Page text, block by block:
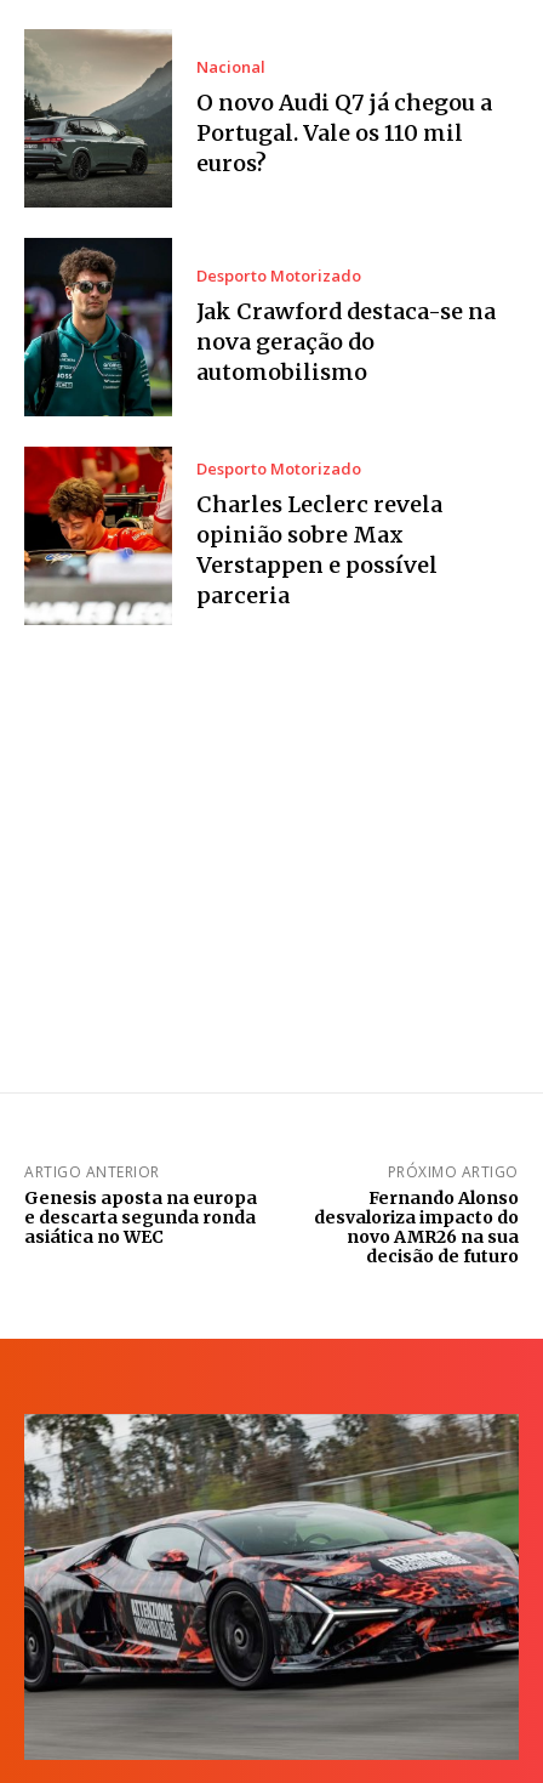
Nacional
O novo Audi Q7 já chegou a
Portugal. Vale os 110 mil
euros?
Desporto Motorizado
Jak Crawford destaca-se na
nova geração do
automobilismo
Desporto Motorizado
Charles Leclerc revela
opinião sobre Max
Verstappen e possível
parceria
ARTIGO ANTERIOR
Genesis aposta na europa
e descarta segunda ronda
asiática no WEC
PRÓXIMO ARTIGO
Fernando Alonso
desvaloriza impacto do
novo AMR26 na sua
decisão de futuro